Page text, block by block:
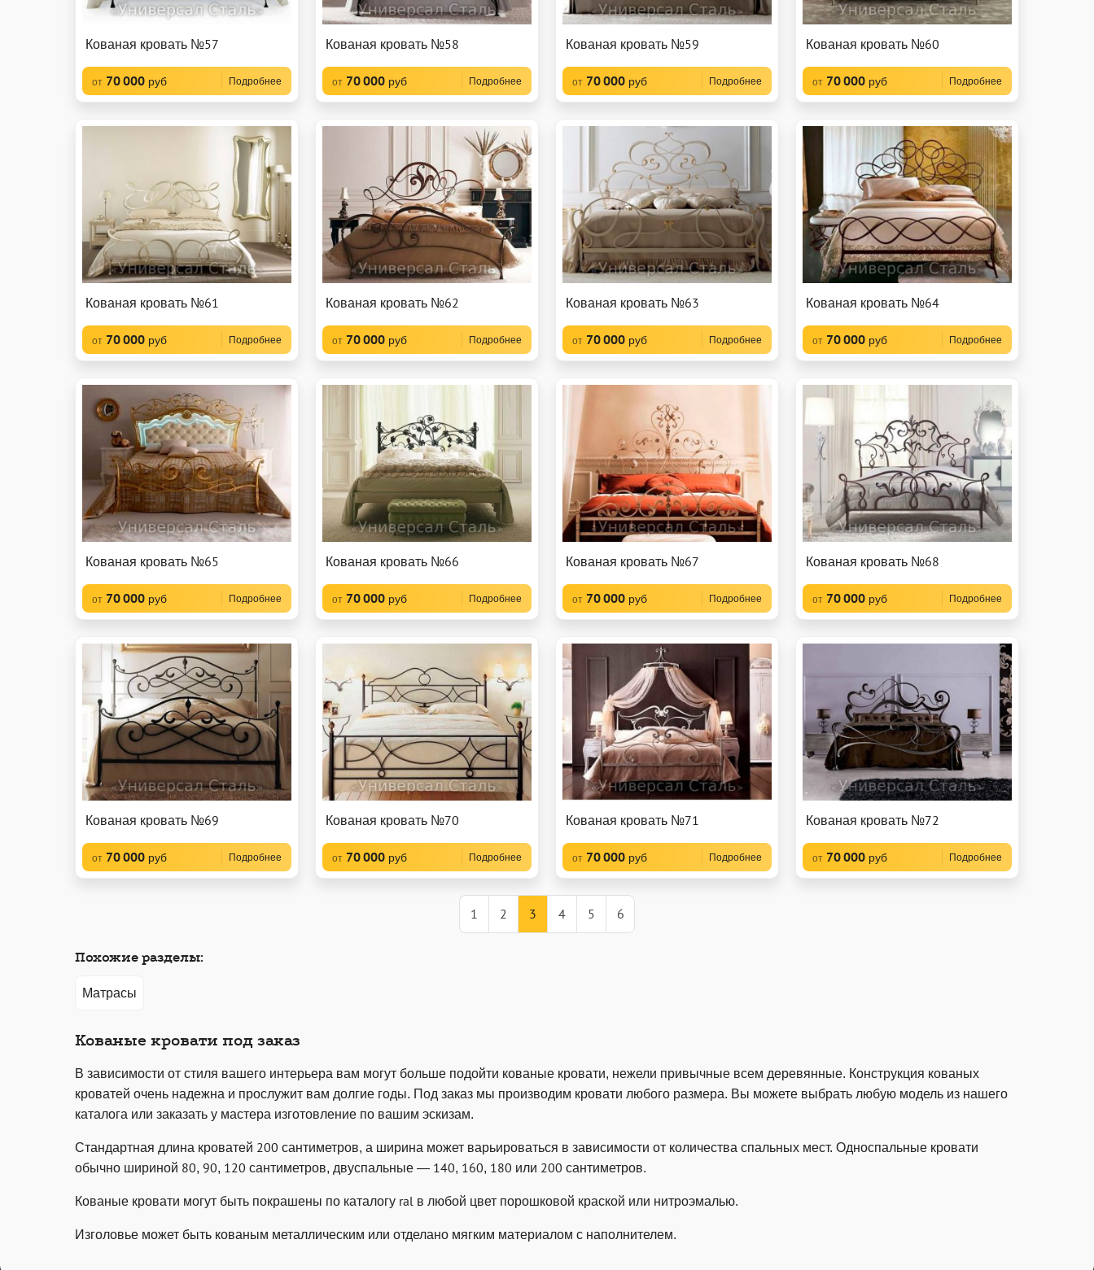
Кованая кровать №57
от 70 000 руб Подробнее
Кованая кровать №58
от 70 000 руб Подробнее
Кованая кровать №59
от 70 000 руб Подробнее
Кованая кровать №60
от 70 000 руб Подробнее
Кованая кровать №61
от 70 000 руб Подробнее
Кованая кровать №62
от 70 000 руб Подробнее
Кованая кровать №63
от 70 000 руб Подробнее
Кованая кровать №64
от 70 000 руб Подробнее
Кованая кровать №65
от 70 000 руб Подробнее
Кованая кровать №66
от 70 000 руб Подробнее
Кованая кровать №67
от 70 000 руб Подробнее
Кованая кровать №68
от 70 000 руб Подробнее
Кованая кровать №69
от 70 000 руб Подробнее
Кованая кровать №70
от 70 000 руб Подробнее
Кованая кровать №71
от 70 000 руб Подробнее
Кованая кровать №72
от 70 000 руб Подробнее
1 2 3 4 5 6
Похожие разделы:
Матрасы
Кованые кровати под заказ
В зависимости от стиля вашего интерьера вам могут больше подойти кованые кровати, нежели привычные всем деревянные. Конструкция кованых
кроватей очень надежна и прослужит вам долгие годы. Под заказ мы производим кровати любого размера. Вы можете выбрать любую модель из нашего
каталога или заказать у мастера изготовление по вашим эскизам.
Стандартная длина кроватей 200 сантиметров, а ширина может варьироваться в зависимости от количества спальных мест. Односпальные кровати
обычно шириной 80, 90, 120 сантиметров, двуспальные — 140, 160, 180 или 200 сантиметров.
Кованые кровати могут быть покрашены по каталогу ral в любой цвет порошковой краской или нитроэмалью.
Изголовье может быть кованым металлическим или отделано мягким материалом с наполнителем.